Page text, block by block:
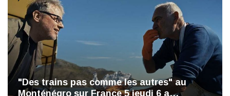
"Des trains pas comme les autres" au
Monténégro sur France 5 jeudi 6 a…